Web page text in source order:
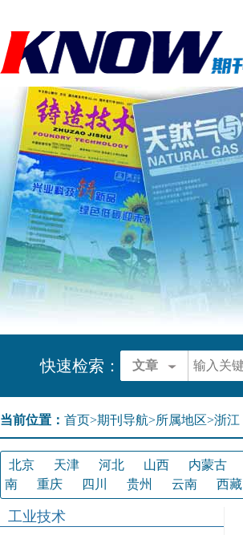
快速检索： 文章
当前位置： 首页>期刊导航>所属地区>浙江
北京 天津 河北 山西 内蒙古
南
重庆 四川 贵州 云南 西藏
工业技术